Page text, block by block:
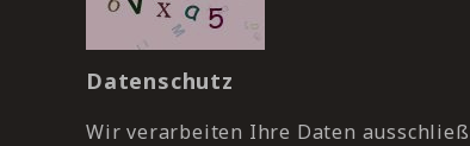
Datenschutz
Wir verarbeiten Ihre Daten